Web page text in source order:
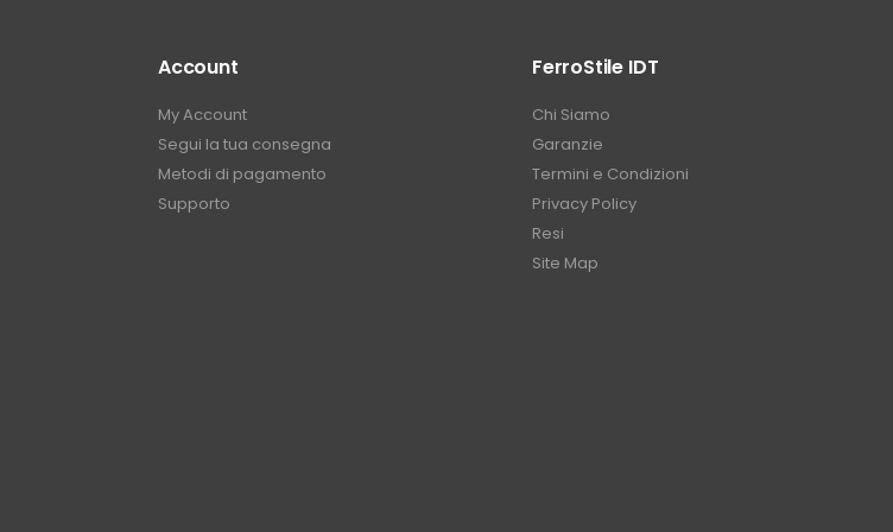
Account
My Account
Segui la tua consegna
Metodi di pagamento
Supporto
FerroStile IDT
Chi Siamo
Garanzie
Termini e Condizioni
Privacy Policy
Resi
Site Map